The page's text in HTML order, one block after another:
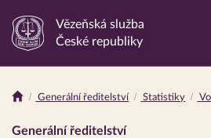
Odkaz
stránku
Vězeňská služba
České republiky
Drobečková
navigace
Generální ředitelství Statistiky
Generální ředitelství